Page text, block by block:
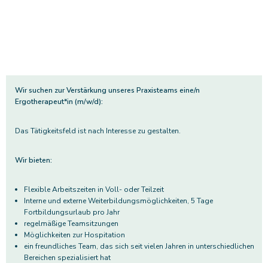
Wir suchen zur Verstärkung unseres Praxisteams eine/n
Ergotherapeut*in (m/w/d):
Das Tätigkeitsfeld ist nach Interesse zu gestalten.
Wir bieten:
Flexible Arbeitszeiten in Voll- oder Teilzeit
Interne und externe Weiterbildungsmöglichkeiten, 5 Tage
Fortbildungsurlaub pro Jahr
regelmäßige Teamsitzungen
Möglichkeiten zur Hospitation
ein freundliches Team, das sich seit vielen Jahren in unterschiedlichen
Bereichen spezialisiert hat